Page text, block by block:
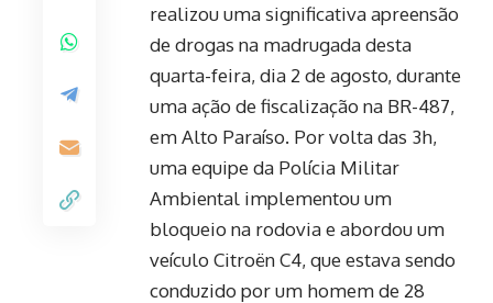
realizou uma significativa apreensão
de drogas na madrugada desta
quarta-feira, dia 2 de agosto, durante
uma ação de fiscalização na BR-487,
em Alto Paraíso. Por volta das 3h,
uma equipe da Polícia Militar
Ambiental implementou um
bloqueio na rodovia e abordou um
veículo Citroën C4, que estava sendo
conduzido por um homem de 28